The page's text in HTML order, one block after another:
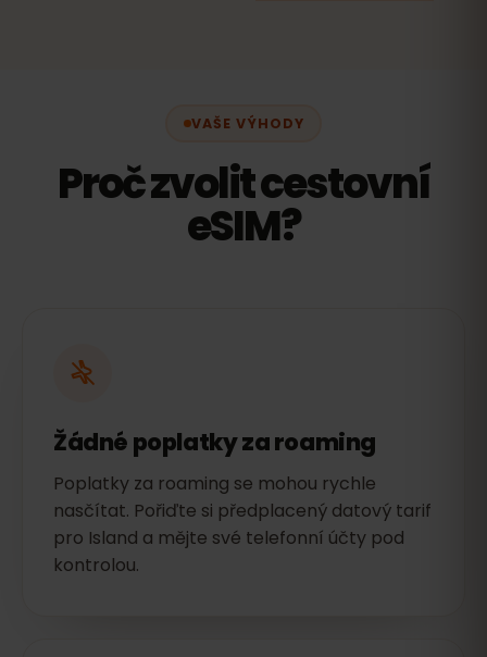
VAŠE VÝHODY
Proč zvolit cestovní
eSIM?
Žádné poplatky za roaming
Poplatky za roaming se mohou rychle
nasčítat. Pořiďte si předplacený datový tarif
pro Island a mějte své telefonní účty pod
kontrolou.